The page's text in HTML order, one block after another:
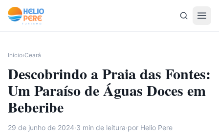
Pular para o conteúdo
Início›Ceará
Descobrindo a Praia das Fontes:
Um Paraíso de Águas Doces em
Beberibe
29 de junho de 2024·3 min de leitura·por Helio Pere